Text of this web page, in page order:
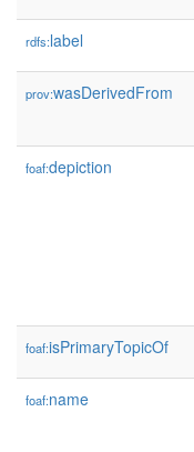
rdfs:label
prov:wasDerivedFrom
foaf:depiction
foaf:isPrimaryTopicOf
foaf:name